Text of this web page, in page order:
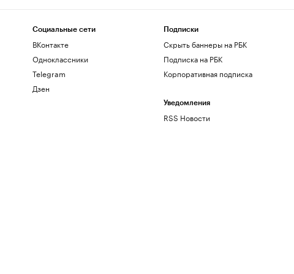
Социальные сети
ВКонтакте
Одноклассники
Telegram
Дзен
Подписки
Скрыть баннеры на РБК
Подписка на РБК
Корпоративная подписка
Уведомления
RSS Новости